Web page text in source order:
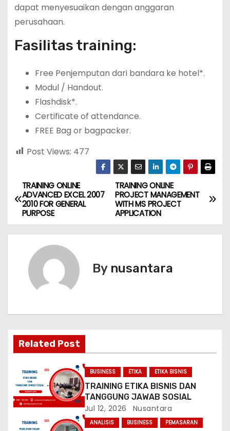
dapat menyesuaikan dengan anggaran
perusahaan.
Fasilitas training:
Free Penjemputan dari bandara ke hotel*.
Modul / Handout.
Flashdisk*.
Certificate of attendance.
FREE Bag or bagpacker.
Post Views: 477
P
o
s
v
a
t
TRAINING ONLINE
PROJECT MANAGEMENT
WITH MS PROJECT
APPLICATION
TRAINING ONLINE
ADVANCED EXCEL 2007
2010 FOR GENERAL
PURPOSE
By nusantara
Related Post
BUSINESS ETIKA ETIKA BISNIS
TRAINING ETIKA BISNIS DAN
TANGGUNG JAWAB SOSIAL
Jul 12, 2026 Nusantara
ANALISIS BUSINESS PEMASARAN